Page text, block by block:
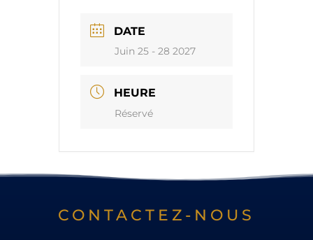
DATE
Juin 25 - 28 2027
HEURE
Réservé
CONTACTEZ-NOUS